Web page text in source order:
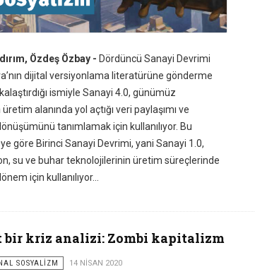
Özdeş Özbay - Dördüncü Sanayi Devrimi
dijital versiyonlama literatürüne gönderme
ismiyle Sanayi 4.0, günümüz
alanında yol açtığı veri paylaşımı ve
tanımlamak için kullanılıyor. Bu
göre Birinci Sanayi Devrimi, yani Sanayi 1.0,
su ve buhar teknolojilerinin üretim süreçlerinde
için kullanılıyor...
bir kriz analizi: Zombi kapitalizm
SOSYALİZM 14 NISAN 2020